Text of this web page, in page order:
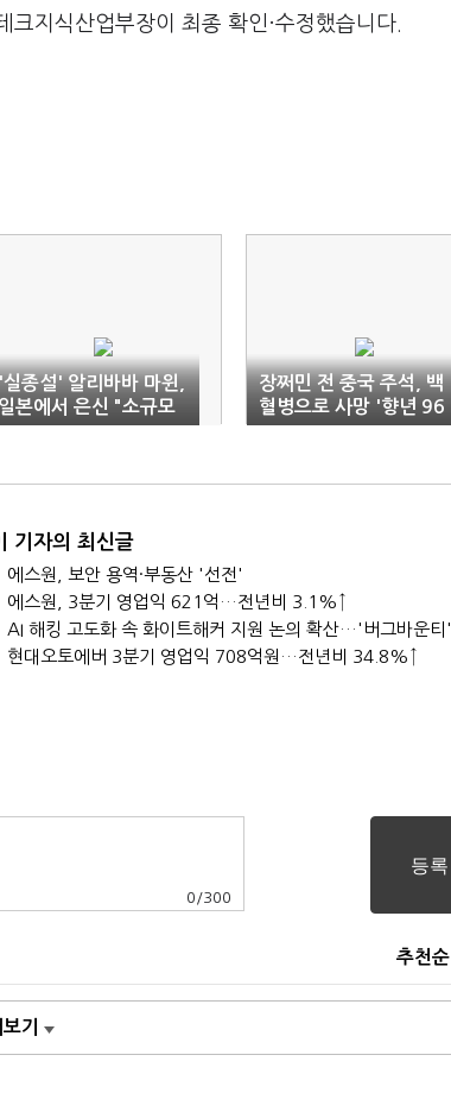
지식산업부장이 최종 확인·수정했습니다.
종설' 알리바바 마윈,
일본에서 은신 "소규모
교 모임만 참석"
장쩌민 전 중국 주석, 백
혈병으로 사망 '향년 96
세'
기자의 최신글
에스원, 보안 용역·부동산 '선전'
에스원, 3분기 영업익 621억…전년비 3.1%↑
현대오토에버 3분기 영업익 708억원…전년비 34.8%↑
0 /300
추천순
기